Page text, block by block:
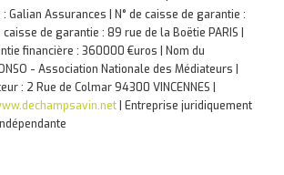
Galian Assurances | N° de caisse de garantie :
de garantie : 89 rue de la Boëtie PARIS |
financière : 360000 €uros | Nom du
- Association Nationale des Médiateurs |
: 2 Rue de Colmar 94300 VINCENNES |
Entreprise juridiquement